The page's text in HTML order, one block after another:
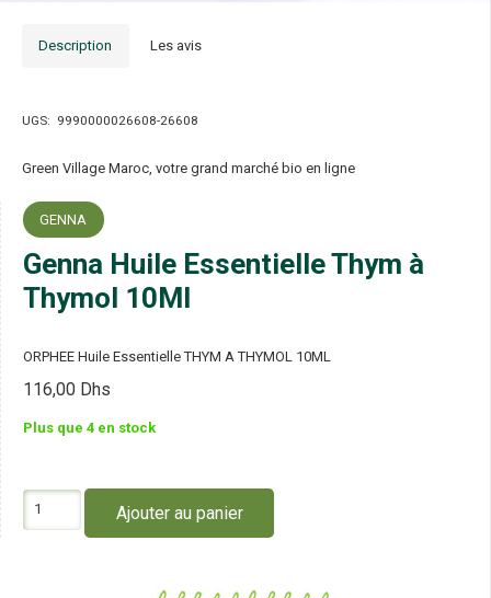
Description Les avis
UGS: 9990000026608-26608
Green Village Maroc, votre grand marché bio en ligne
GENNA
Genna Huile Essentielle Thym à
Thymol 10Ml
ORPHEE Huile Essentielle THYM A THYMOL 10ML
116,00 Dhs
Plus que 4 en stock
Ajouter au panier